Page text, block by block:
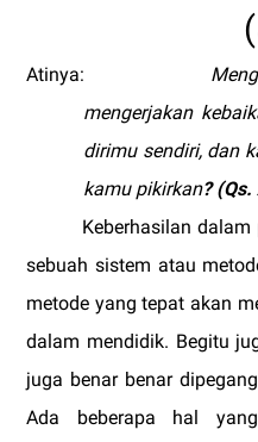
(
Atinya:
mengerjakan
dirimu sendiri, dan
kamu pikirkan?
Keberhasilan
sebuah sistem atau
metode yang tepat akan
dalam mendidik. Begitu
juga benar benar
Ada beberapa hal